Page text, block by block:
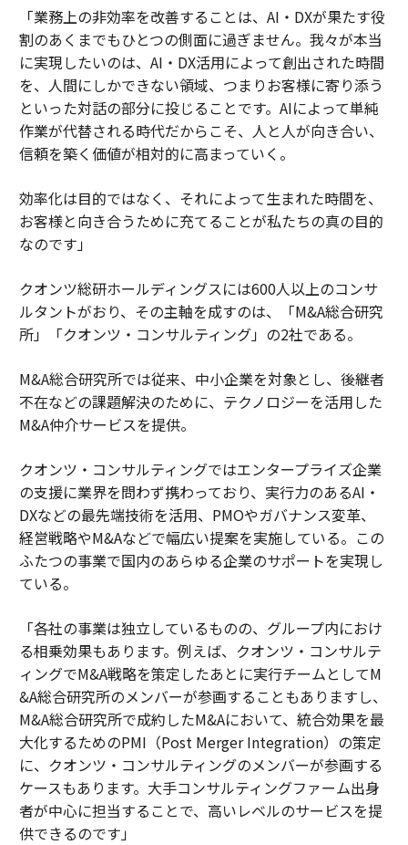
「業務上の非効率を改善することは、AI・DXが果たす役
割のあくまでもひとつの側面に過ぎません。我々が本当
に実現したいのは、AI・DX活用によって創出された時間
を、人間にしかできない領域、つまりお客様に寄り添う
といった対話の部分に投じることです。AIによって単純
作業が代替される時代だからこそ、人と人が向き合い、
信頼を築く価値が相対的に高まっていく。
効率化は目的ではなく、それによって生まれた時間を、
お客様と向き合うために充てることが私たちの真の目的
なのです」
クオンツ総研ホールディングスには600人以上のコンサ
ルタントがおり、その主軸を成すのは、「M&A総合研究
所」「クオンツ・コンサルティング」の2社である。
M&A総合研究所では従来、中小企業を対象とし、後継者
不在などの課題解決のために、テクノロジーを活用した
M&A仲介サービスを提供。
クオンツ・コンサルティングではエンタープライズ企業
の支援に業界を問わず携わっており、実行力のあるAI・
DXなどの最先端技術を活用、PMOやガバナンス変革、
経営戦略やM&Aなどで幅広い提案を実施している。この
ふたつの事業で国内のあらゆる企業のサポートを実現し
ている。
「各社の事業は独立しているものの、グループ内におけ
る相乗効果もあります。例えば、クオンツ・コンサルテ
ィングでM&A戦略を策定したあとに実行チームとしてM
&A総合研究所のメンバーが参画することもありますし、
M&A総合研究所で成約したM&Aにおいて、統合効果を最
大化するためのPMI（Post Merger Integration）の策定
に、クオンツ・コンサルティングのメンバーが参画する
ケースもあります。大手コンサルティングファーム出身
者が中心に担当することで、高いレベルのサービスを提
供できるのです」